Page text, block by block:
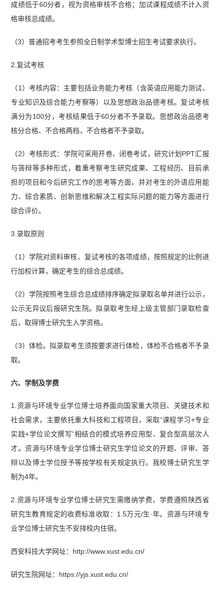
成绩低于60分者，视为资格审核不合格；加试课程成绩不计入资
格审核总成绩。
（3）普通招考考生参照全日制学术型博士招生考试要求执行。
2.复试考核
（1）考核内容：主要包括业务能力考核（含英语应用能力测试、
专业知识及综合能力考察等）以及思想政治品德考核。复试考核
满分为100分，考核结果低于60分者不予录取。思想政治品德考
核分合格、不合格两档，不合格者不予录取。
（2）考核形式：学院可采用开卷、闭卷考试，研究计划PPT汇报
与答辩等多种形式，着重考察考生研究成果、工程经历、目前承
担的项目和今后研究工作的思考等方面，并对考生的外语应用能
力、综合素质、创新思维和解决工程实际问题的能力等方面进行
综合评价。
3.录取原则
（1）学院对资料审核、复试考核的各项成绩，按照规定的比例进
行加权计算，确定考生的综合总成绩。
（2）学院按照考生综合总成绩排序确定拟录取名单并进行公示，
公示无异议后报研究生院。拟录取考生经上级主管部门录取检查
后，取得博士研究生入学资格。
（3）体检。拟录取考生须按要求进行体检，体检不合格者不予录
取。
六、学制及学费
1.资源与环境专业学位博士培养面向国家重大项目、关键技术和
社会需求，主要依托重大科技和工程项目，采取“课程学习+专业
实践+学位论文撰写”相结合的模式培养应用型、复合型高层次人
才。资源与环境专业学位博士研究生学位论文的开题、评审、答
辩以及博士学位授予等按学校有关规定执行。我校博士研究生学
制为4年。
2.资源与环境专业学位博士研究生需缴纳学费，学费遵照陕西省
研究生教育规定的收费标准收取：1.5万元/生·年。资源与环境专
业学位博士研究生不安排校内住宿。
西安科技大学网址：http://www.xust.edu.cn/
研究生院网址：https://yjs.xust.edu.cn/